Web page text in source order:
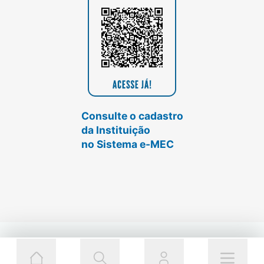
Consulte o cadastro
da Instituição
no Sistema e-MEC